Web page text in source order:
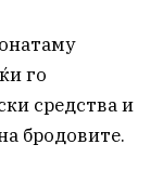
го
средства и
бродовите.